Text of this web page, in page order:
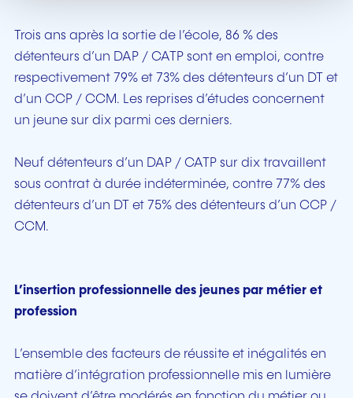
Trois ans après la sortie de l’école, 86 % des
détenteurs d’un DAP / CATP sont en emploi, contre
respectivement 79% et 73% des détenteurs d’un DT et
d’un CCP / CCM. Les reprises d’études concernent
un jeune sur dix parmi ces derniers.
Neuf détenteurs d’un DAP / CATP sur dix travaillent
sous contrat à durée indéterminée, contre 77% des
détenteurs d’un DT et 75% des détenteurs d’un CCP /
CCM.
L’insertion professionnelle des jeunes par métier et
profession
L’ensemble des facteurs de réussite et inégalités en
matière d’intégration professionnelle mis en lumière